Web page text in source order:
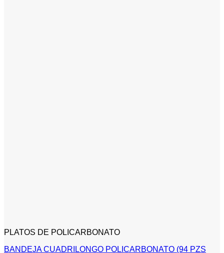
PLATOS DE POLICARBONATO
BANDEJA CUADRILONGO POLICARBONATO (94 PZS